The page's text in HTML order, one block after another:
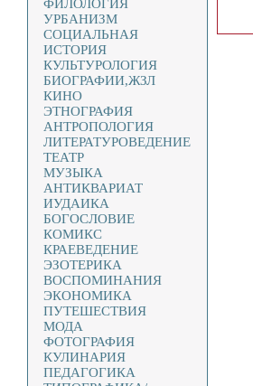
ФИЛОЛОГИЯ
УРБАНИЗМ
СОЦИАЛЬНАЯ
ИСТОРИЯ
КУЛЬТУРОЛОГИЯ
БИОГРАФИИ,ЖЗЛ
КИНО
ЭТНОГРАФИЯ
АНТРОПОЛОГИЯ
ЛИТЕРАТУРОВЕДЕНИЕ
ТЕАТР
МУЗЫКА
АНТИКВАРИАТ
ИУДАИКА
БОГОСЛОВИЕ
КОМИКС
КРАЕВЕДЕНИЕ
ЭЗОТЕРИКА
ВОСПОМИНАНИЯ
ЭКОНОМИКА
ПУТЕШЕСТВИЯ
МОДА
ФОТОГРАФИЯ
КУЛИНАРИЯ
ПЕДАГОГИКА